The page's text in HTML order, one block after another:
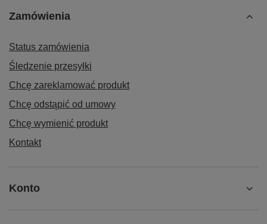
Zamówienia
Status zamówienia
Śledzenie przesyłki
Chcę zareklamować produkt
Chcę odstąpić od umowy
Chcę wymienić produkt
Kontakt
Konto